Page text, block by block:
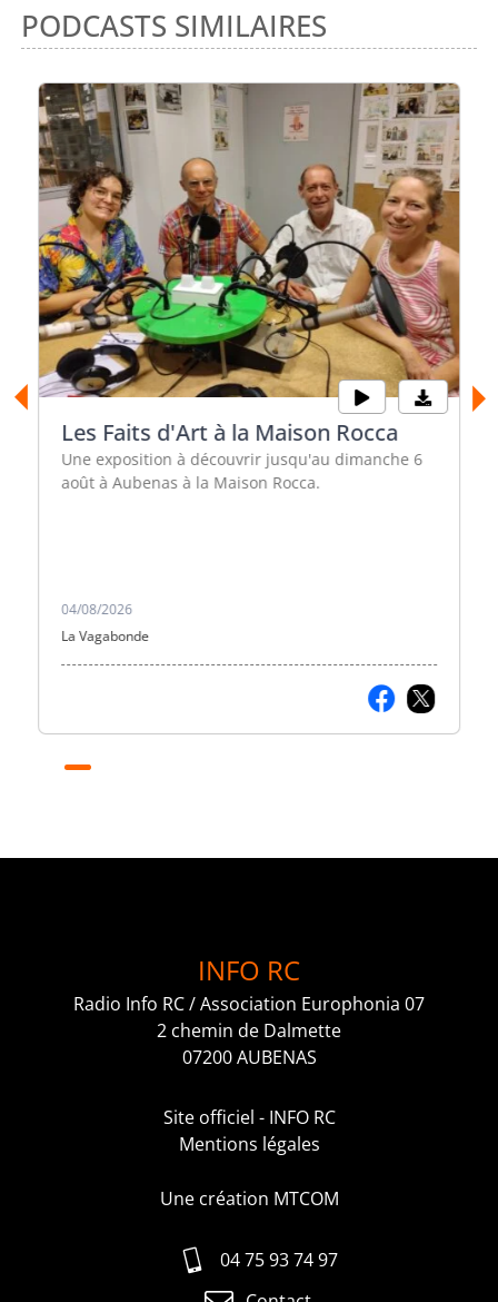
PODCASTS SIMILAIRES
Les Faits d'Art à la Maison Rocca
Une exposition à découvrir jusqu'au dimanche 6
août à Aubenas à la Maison Rocca.
04/08/2026
La Vagabonde
INFO RC
Radio Info RC / Association Europhonia 07
2 chemin de Dalmette
07200 AUBENAS
Site officiel - INFO RC
Mentions légales
Une création MTCOM
04 75 93 74 97